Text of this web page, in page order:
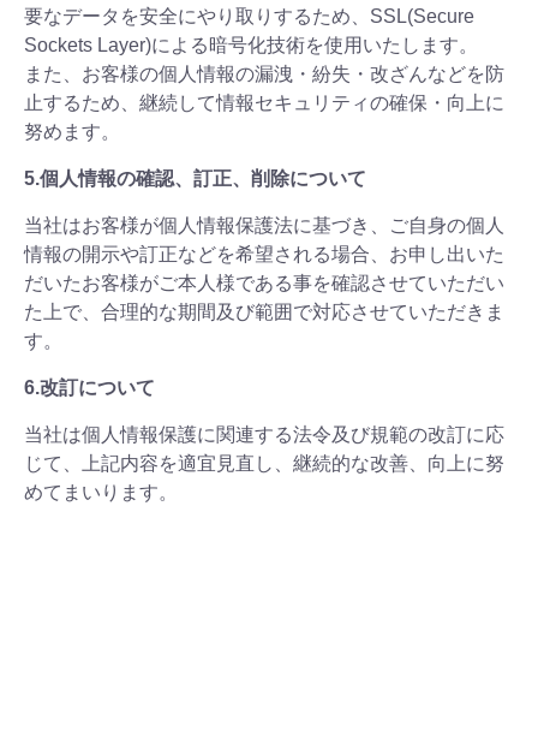
要なデータを安全にやり取りするため、SSL(Secure
Sockets Layer)による暗号化技術を使用いたします。
また、お客様の個人情報の漏洩・紛失・改ざんなどを防
止するため、継続して情報セキュリティの確保・向上に
努めます。
5.個人情報の確認、訂正、削除について
当社はお客様が個人情報保護法に基づき、ご自身の個人
情報の開示や訂正などを希望される場合、お申し出いた
だいたお客様がご本人様である事を確認させていただい
た上で、合理的な期間及び範囲で対応させていただきま
す。
6.改訂について
当社は個人情報保護に関連する法令及び規範の改訂に応
じて、上記内容を適宜見直し、継続的な改善、向上に努
めてまいります。